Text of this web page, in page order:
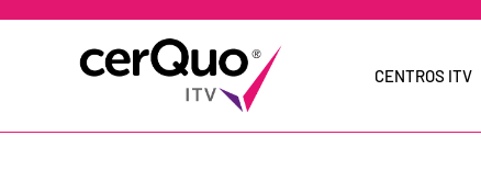
CENTROS ITV